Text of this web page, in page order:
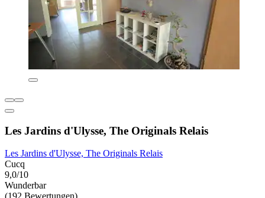
Les Jardins d'Ulysse, The Originals Relais
Les Jardins d'Ulysse, The Originals Relais
Cucq
9,0/10
Wunderbar